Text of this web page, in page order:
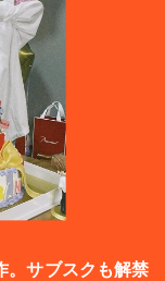
。サブスクも解禁